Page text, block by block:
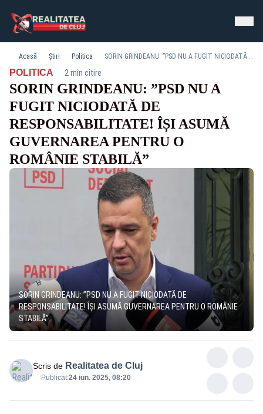
Acasă Știri Politica SORIN GRINDEANU: ”PSD NU A FUGIT NICIODATĂ DE RESPONSABILITATE! ÎȘI ASUMĂ GUVERNAREA PENTRU O ROMÂNIE STABILĂ”
POLITICA· 2 min citire
SORIN GRINDEANU: ”PSD NU A
FUGIT NICIODATĂ DE
RESPONSABILITATE! ÎȘI ASUMĂ
GUVERNAREA PENTRU O
ROMÂNIE STABILĂ”
SORIN GRINDEANU: ”PSD NU A FUGIT NICIODATĂ DE
RESPONSABILITATE! ÎȘI ASUMĂ GUVERNAREA PENTRU O ROMÂNIE
STABILĂ”
Scris de Realitatea de Cluj
Publicat:24 iun. 2025, 08:20